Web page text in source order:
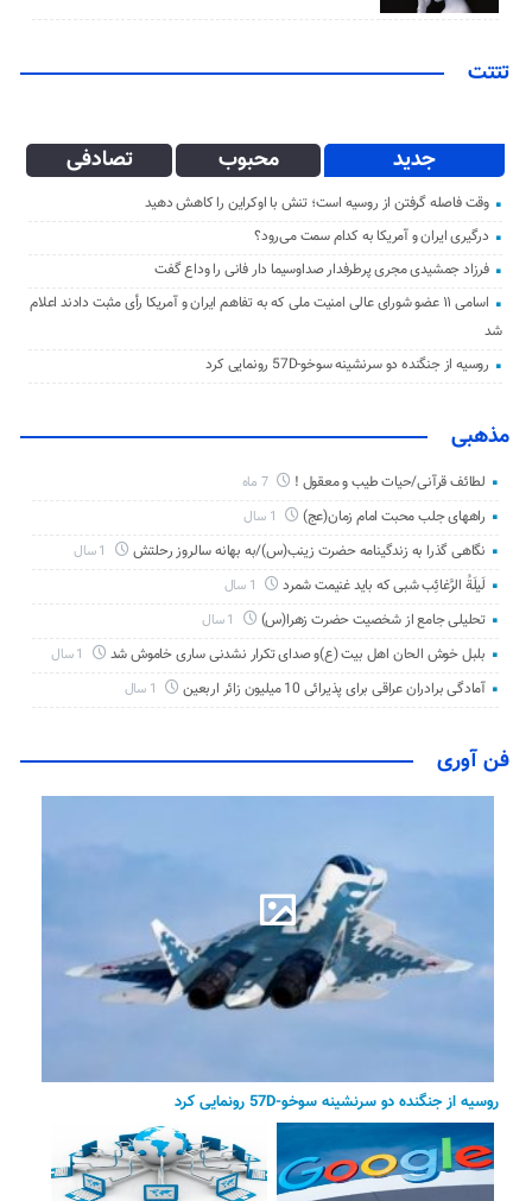
تتتت
جدید محبوب تصادفی
وقت فاصله گرفتن از روسیه است؛ تنش با اوکراین را کاهش دهید
درگیری ایران و آمریکا به کدام سمت می‌رود؟
فرزاد جمشیدی مجری پرطرفدار صداوسیما دار فانی را وداع گفت
اسامی ۱۱ عضو شورای عالی امنیت ملی که به تفاهم ایران و آمریکا رأی مثبت دادند اعلام
شد
روسیه از جنگنده دو سرنشینه سوخو-57D رونمایی کرد
مذهبی
لطائف قرآنی/حیات طیب و معقول ! 7 ماه
راههای جلب محبت امام زمان(عج)
نگاهی گذرا به زندگینامه حضرت زینب(س)/به بهانه سالروز رحلتش
لَیلَةُ الرَّغائِب شبی که باید غنیمت شمرد
تحلیلی جامع از شخصیت حضرت زهرا(س)
بلبل خوش الحان اهل بیت (ع)و صدای تکرار نشدنی ساری خاموش شد
آمادگی برادران عراقی برای پذیرائی 10 میلیون زائر اربعین
فن آوری
روسیه از جنگنده دو سرنشینه سوخو-57D رونمایی کرد